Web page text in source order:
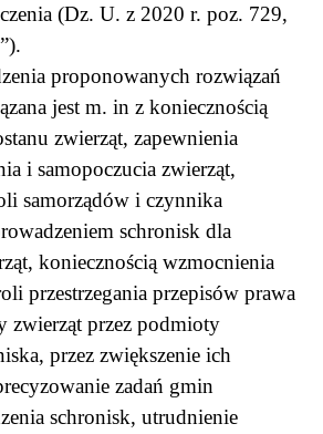
(Dz. U. z 2020 r. poz. 729,
proponowanych rozwiązań
jest m. in z koniecznością
zwierząt, zapewnienia
i samopoczucia zwierząt,
samorządów i czynnika
schronisk dla
koniecznością wzmocnienia
przestrzegania przepisów prawa
zwierząt przez podmioty
przez zwiększenie ich
zadań gmin
schronisk, utrudnienie